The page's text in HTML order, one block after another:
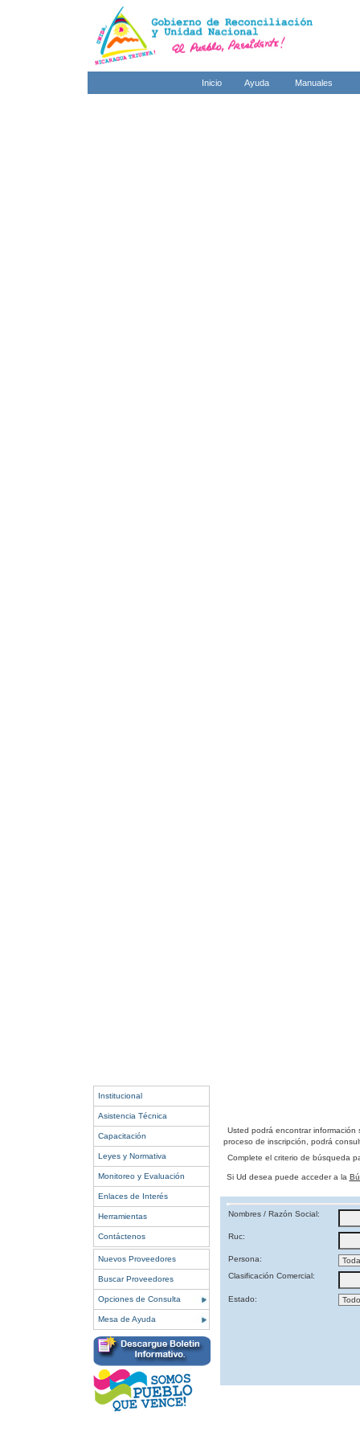
Inicio Ayuda Manuales
Institucional
Asistencia Técnica
Capacitación
Leyes y Normativa
Monitoreo y Evaluación
Enlaces de Interés
Herramientas
Contáctenos
Nuevos Proveedores
Buscar Proveedores
Opciones de Consulta
Mesa de Ayuda
Usted podrá encontrar
proceso de inscripción, podrá
Complete el criterio de búsqueda
Si Ud desea puede acceder a la
Nombres / Razón Social:
Ruc:
Persona:
Clasificación Comercial:
Estado: